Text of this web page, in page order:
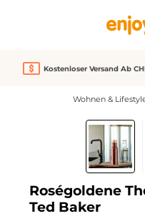
Kostenloser Versand Ab
Wohnen &
Bildergalerie überspringen
Roségoldene
Ted Baker